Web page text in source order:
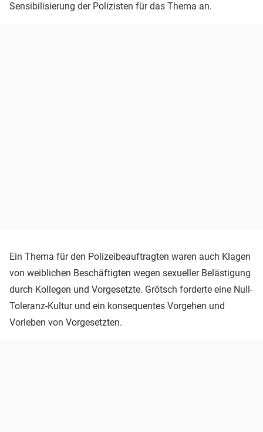
Sensibilisierung der Polizisten für das Thema an.
Ein Thema für den Polizeibeauftragten waren auch Klagen
von weiblichen Beschäftigten wegen sexueller Belästigung
durch Kollegen und Vorgesetzte. Grötsch forderte eine Null-
Toleranz-Kultur und ein konsequentes Vorgehen und
Vorleben von Vorgesetzten.